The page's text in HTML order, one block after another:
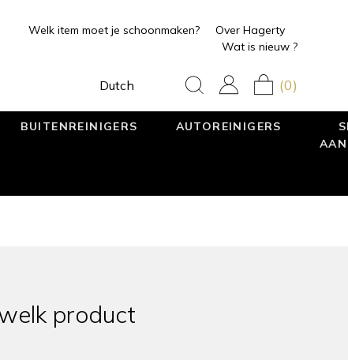
Welk item moet je schoonmaken?
Over Hagerty
Wat is nieuw ?
Dutch (0)
BUITENREINIGERS AUTOREINIGERS
product